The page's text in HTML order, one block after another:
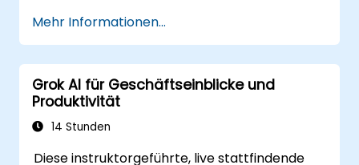
Automatisierungstools zu integrieren.
KI-gestützte Arbeitsabläufe hinsichtlich
Effizienz und Skalierbarkeit zu optimieren.
Sicherheit, Compliance und den
verantwortungsvollen Einsatz von KI
sicherzustellen.
Mehr Informationen...
Grok AI für Geschäftseinblicke und
Produktivität
14 Stunden
Diese instruktorgeführte, live stattfindende